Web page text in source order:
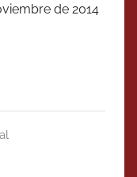
de 2014